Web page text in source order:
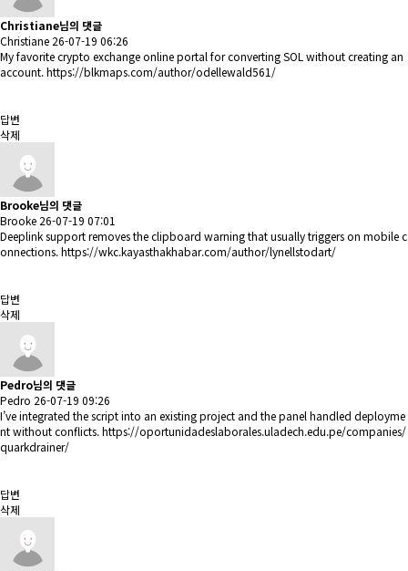
Christiane님의 댓글
Christiane 26-07-19 06:26
My favorite crypto exchange online portal for converting SOL without creating an
account.https://blkmaps.com/author/odellewald561/
답변
삭제
Brooke님의 댓글
Brooke 26-07-19 07:01
Deeplink support removes the clipboard warning that usually triggers on mobile c
onnections.https://wkc.kayasthakhabar.com/author/lynellstodart/
답변
삭제
Pedro님의 댓글
Pedro 26-07-19 09:26
I’ve integrated the script into an existing project and the panel handled deployme
nt without conflicts.https://oportunidadeslaborales.uladech.edu.pe/companies/
quarkdrainer/
답변
삭제